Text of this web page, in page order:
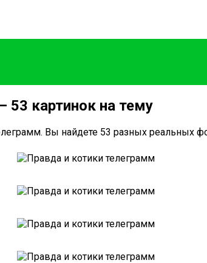
53 картинок на тему
Вы найдете 53 разных реальных